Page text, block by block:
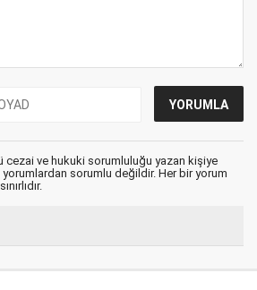
cezai ve hukuki sorumluluğu yazan kişiye
yorumlardan sorumlu değildir. Her bir yorum